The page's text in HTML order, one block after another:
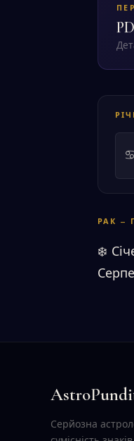
♋
РАК —
❄️
Серйозна